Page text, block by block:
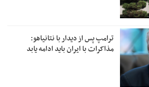
ترامپ پس از دیدار با نتانیاهو:
مذاکرات با ایران باید ادامه یابد